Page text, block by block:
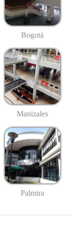
Bogotá
Manizales
Palmira